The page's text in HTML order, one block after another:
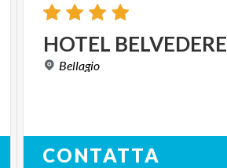
HOTEL BELVEDERE
Bellagio
CONTATTA